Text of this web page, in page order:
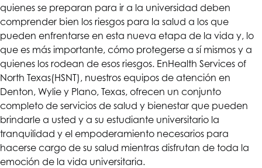
quienes se preparan para ir a la universidad deben
comprender bien los riesgos para la salud a los que
pueden enfrentarse en esta nueva etapa de la vida y, lo
que es más importante, cómo protegerse a sí mismos y a
quienes los rodean de esos riesgos. EnHealth Services of
North Texas(HSNT), nuestros equipos de atención en
Denton, Wylie y Plano, Texas, ofrecen un conjunto
completo de servicios de salud y bienestar que pueden
brindarle a usted y a su estudiante universitario la
tranquilidad y el empoderamiento necesarios para
hacerse cargo de su salud mientras disfrutan de toda la
emoción de la vida universitaria.